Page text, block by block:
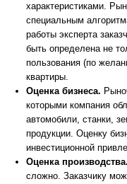
характеристиками.
специальным
работы эксперта
быть определена не
пользования (по
квартиры.
Оценка бизнеса.
которыми компания
автомобили, станки,
продукции. Оценку
инвестиционной
Оценка производства.
сложно. Заказчику